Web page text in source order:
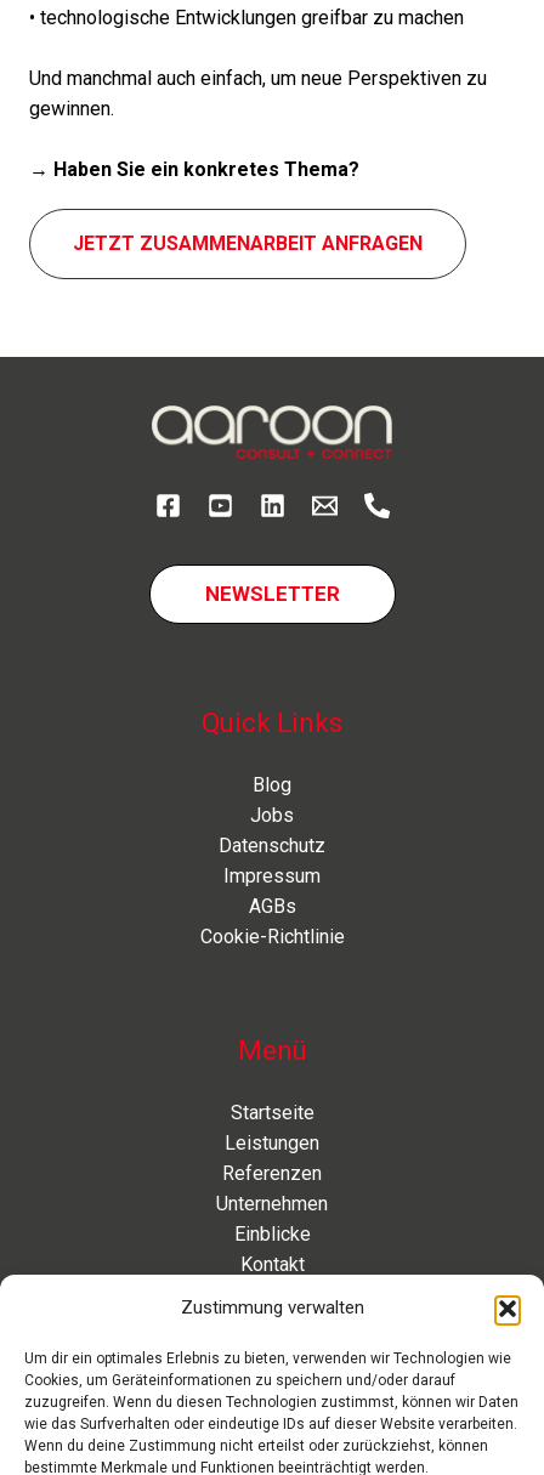
Zustimmung verwalten
Um dir ein optimales Erlebnis zu bieten, verwenden wir Technologien wie
Cookies, um Geräteinformationen zu speichern und/oder darauf
zuzugreifen. Wenn du diesen Technologien zustimmst, können wir Daten
wie das Surfverhalten oder eindeutige IDs auf dieser Website verarbeiten.
Wenn du deine Zustimmung nicht erteilst oder zurückziehst, können
bestimmte Merkmale und Funktionen beeinträchtigt werden.
• tech­no­lo­gi­sche Entwicklungen greif­bar zu machen
Und manch­mal auch einfach, um neue Perspektiven zu
gewin­nen.
→ Haben Sie ein konkre­tes Thema?
JETZT ZUSAMMENARBEIT ANFRA­GEN
NEWSLETTER
Quick Links
Blog
Jobs
Datenschutz
Impressum
AGBs
Cookie-Richtlinie
Menü
Startseite
Leistungen
Referenzen
Unternehmen
Einblicke
Kontakt
Eleonorenstraße 20 | 30449 Hannover Deutschland
Telefon: +49 511 89 880 494
Telefax: +49 511 89 880 495